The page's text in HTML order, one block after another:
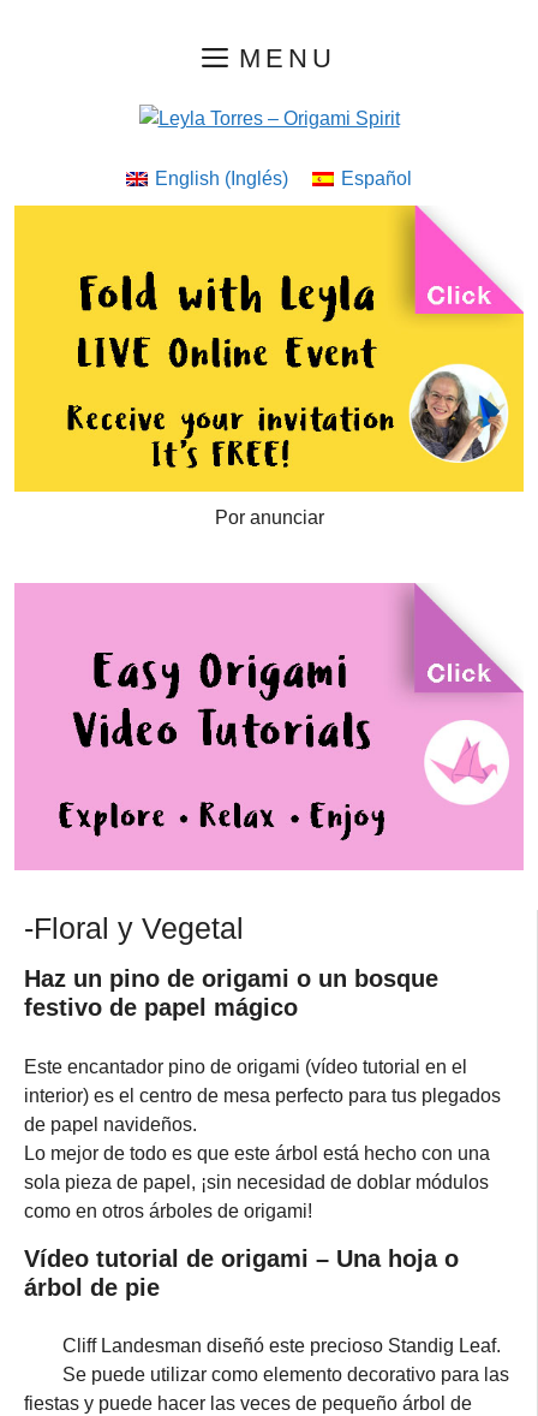
MENU
English ( Inglés) Español
Por anunciar
-Floral y Vegetal
Haz un pino de origami o un bosque
festivo de papel mágico
Este encantador pino de origami (vídeo tutorial en el
interior) es el centro de mesa perfecto para tus plegados
de papel navideños.
Lo mejor de todo es que este árbol está hecho con una
sola pieza de papel, ¡sin necesidad de doblar módulos
como en otros árboles de origami!
Vídeo tutorial de origami – Una hoja o
árbol de pie
Cliff Landesman diseñó este precioso Standig Leaf.
Se puede utilizar como elemento decorativo para las
fiestas y puede hacer las veces de pequeño árbol de